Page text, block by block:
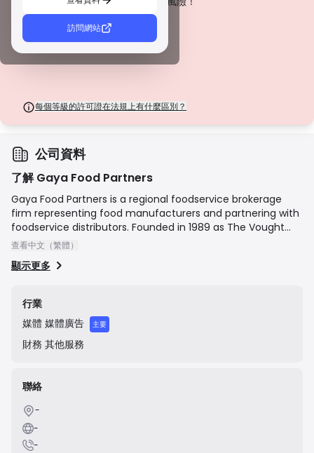
訪問網站
每個等級的許可證在法規上有什麼區別？
由新興市場的監管機構頒發，這些許可證提供基本保護，例如最低資本要求和
AML 政策。監管較不嚴格，因此交易者應謹慎行事並驗證安全措施。
來自監管最少的司法管轄區，這些許可證通常缺乏關鍵保護，例如資金隔離和
保險。雖然它們對營運彈性很有吸引力，但它們對交易者構成較高的風險。
公司資料
了解 Gaya Food Partners
Gaya Food Partners is a regional foodservice brokerage
firm representing food manufacturers and partnering with
foodservice distributors. Founded in 1989 as The Vought
Company and rebranded in 2021, the company focuses on
Their mission is to be the most sought-after foodservice
relationships, culinary expertise, and dedicated sales and
marketing support to build brands from the ground up.
查看中文（繁體）
顯示更多
行業
媒體 媒體廣告 主要
財務 其他服務
聯絡
-
-
-